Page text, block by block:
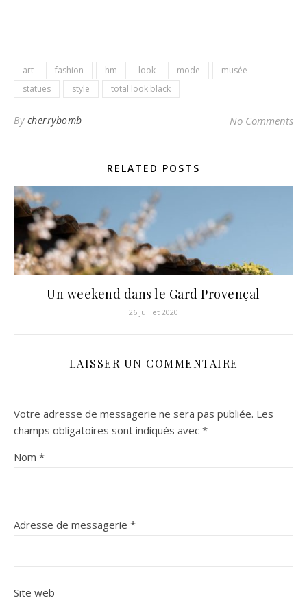
art fashion hm look mode
musée
statues
style total look black
By cherrybomb No Comments
RELATED POSTS
Un weekend dans le Gard Provençal
26 juillet 2020
LAISSER UN COMMENTAIRE
Votre adresse de messagerie ne sera pas publiée. Les
champs obligatoires sont indiqués avec *
Nom *
Adresse de messagerie *
Site web